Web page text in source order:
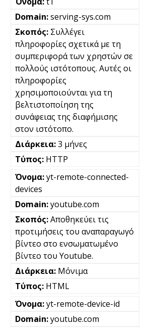
serving-sys.com
Συλλέγει
πληροφορίες σχετικά με τη
συμπεριφορά των χρηστών σε
πολλούς ιστότοπους. Αυτές οι
πληροφορίες
χρησιμοποιούνται για τη
βελτιστοποίηση της
συνάφειας της διαφήμισης
στον ιστότοπο.
3 μήνες
HTTP
yt-remote-connected-
devices
youtube.com
Αποθηκεύει τις
προτιμήσεις του αναπαραγωγό
βίντεο στο ενσωματωμένο
βίντεο του Youtube.
Μόνιμα
HTML
yt-remote-device-id
youtube.com